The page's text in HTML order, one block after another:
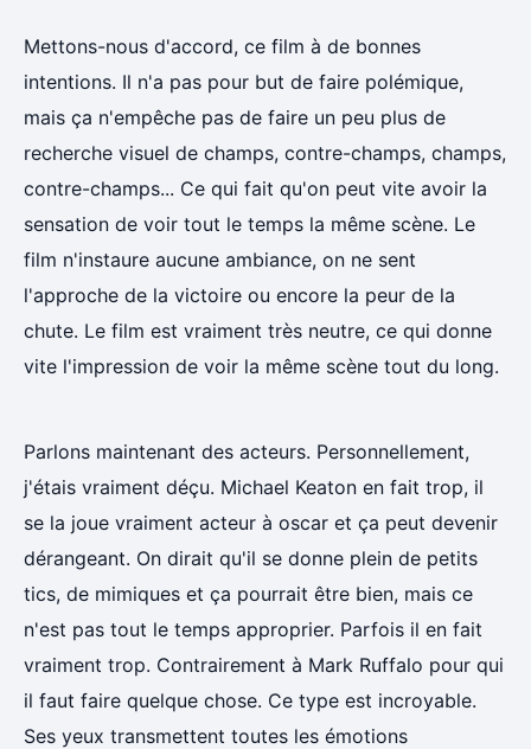
Mettons-nous d'accord, ce film à de bonnes
intentions. Il n'a pas pour but de faire polémique,
mais ça n'empêche pas de faire un peu plus de
recherche visuel de champs, contre-champs, champs,
contre-champs... Ce qui fait qu'on peut vite avoir la
sensation de voir tout le temps la même scène. Le
film n'instaure aucune ambiance, on ne sent
l'approche de la victoire ou encore la peur de la
chute. Le film est vraiment très neutre, ce qui donne
vite l'impression de voir la même scène tout du long.
Parlons maintenant des acteurs. Personnellement,
j'étais vraiment déçu. Michael Keaton en fait trop, il
se la joue vraiment acteur à oscar et ça peut devenir
dérangeant. On dirait qu'il se donne plein de petits
tics, de mimiques et ça pourrait être bien, mais ce
n'est pas tout le temps approprier. Parfois il en fait
vraiment trop. Contrairement à Mark Ruffalo pour qui
il faut faire quelque chose. Ce type est incroyable.
Ses yeux transmettent toutes les émotions